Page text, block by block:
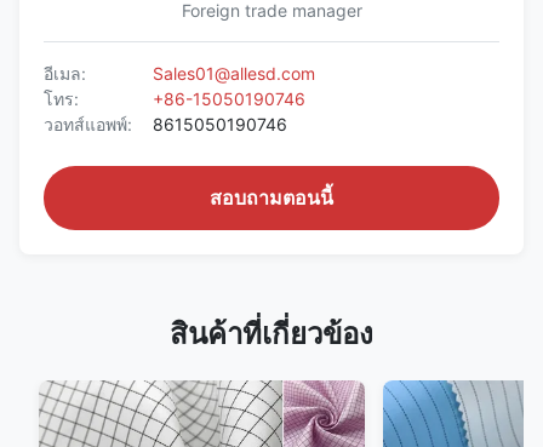
Foreign trade manager
อีเมล:
Sales01@allesd.com
โทร:
+86-15050190746
วอทส์แอพพ์:
8615050190746
สอบถามตอนนี้
สินค้าที่เกี่ยวข้อง